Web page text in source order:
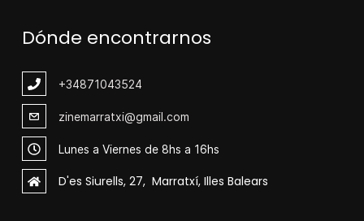
Dónde encontrarnos
+34871043524
zinemarratxi@gmail.com
Lunes a Viernes de 8hs a 16hs
D'es Siurells, 27, Marratxí, Illes Balears